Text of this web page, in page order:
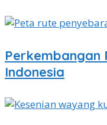
Perkembangan
Indonesia